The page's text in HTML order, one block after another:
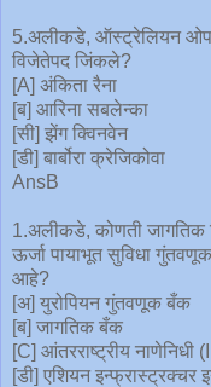
5.अलीकडे, ऑस्ट्रेलियन
विजेतेपद जिंकले?
[A] अंकिता रैना
[ब] आरिना सबलेन्का
[सी] झेंग क्विनवेन
[डी] बार्बोरा क्रेजिकोवा
AnsB
1.अलीकडे, कोणती जागतिक
ऊर्जा पायाभूत सुविधा
आहे?
[अ] युरोपियन गुंतवणूक बँक
[ब] जागतिक बँक
[C] आंतरराष्ट्रीय नाणेनिधी
[डी] एशियन इन्फ्रास्ट्रक्चर